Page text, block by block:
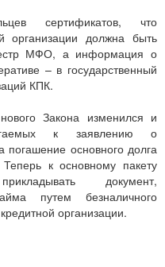
сертификатов, что
организации должна быть
МФО, а информация о
– в государственный
КПК.
Закона изменился и
к заявлению о
основного долга
к основному пакету
документ,
путем безналичного
организации.